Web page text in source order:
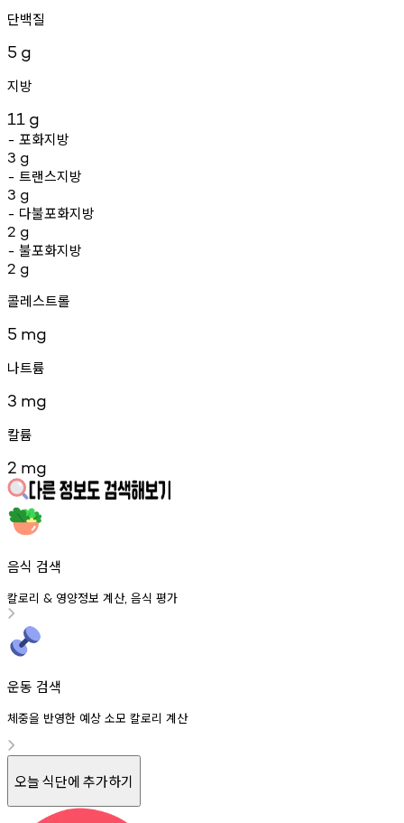
단백질
5 g
지방
11 g
- 포화지방
3 g
- 트랜스지방
3 g
- 다불포화지방
2 g
- 불포화지방
2 g
콜레스트롤
5 mg
나트륨
3 mg
칼륨
2 mg
음식 검색
칼로리 & 영양정보 계산, 음식 평가
운동 검색
체중을 반영한 예상 소모 칼로리 계산
오늘 식단에 추가하기